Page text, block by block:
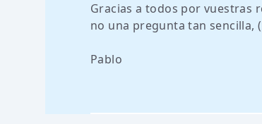
Gracias a todos por vuestras
no una pregunta tan sencilla,
Pablo